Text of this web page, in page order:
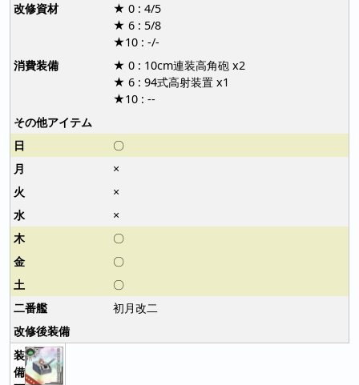
★ 0 : 4/5
★ 6 : 5/8
★10 : -/-
★ 0 : 10cm連装高角砲 x2
★ 6 : 94式高射装置 x1
★10 : --
〇
×
×
×
〇
〇
〇
初月改二